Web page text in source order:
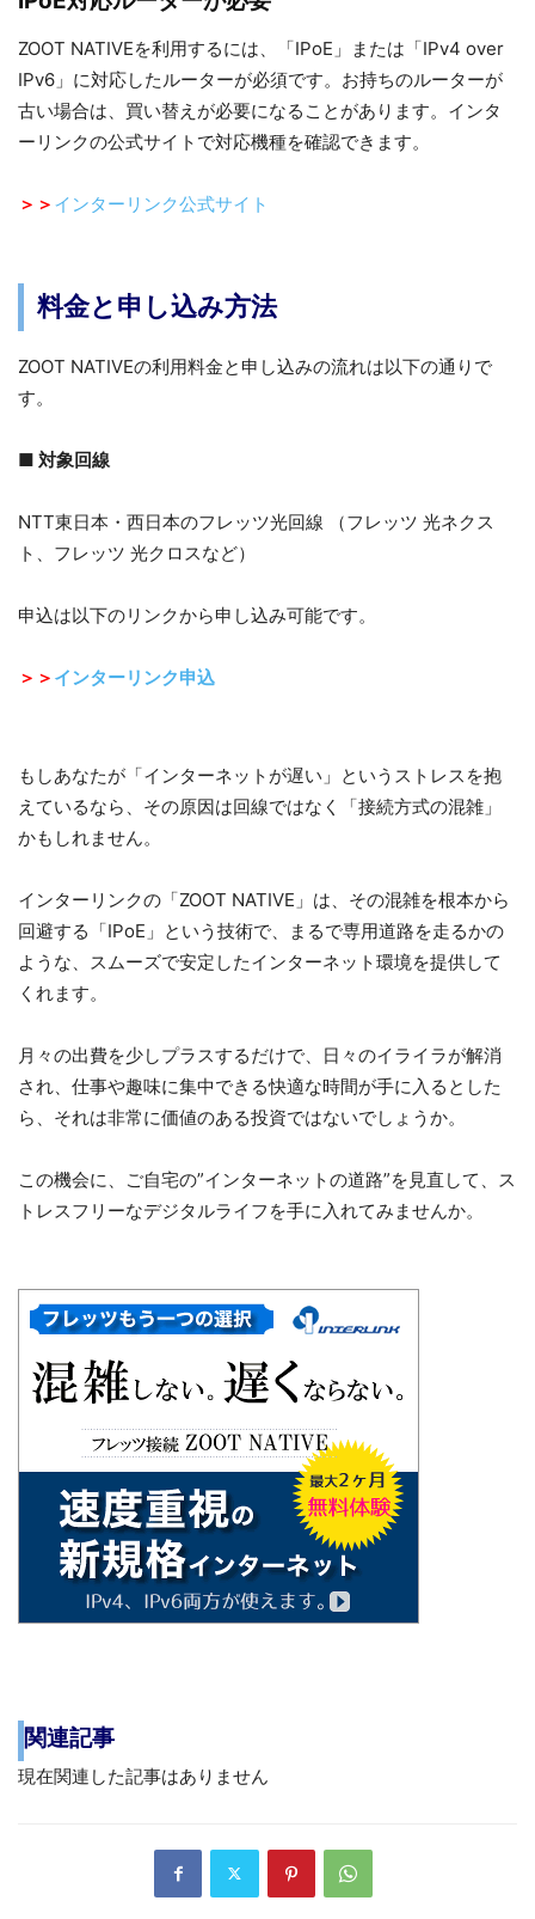
ZOOT NATIVEを利用するには、「IPoE」または「IPv4 over
IPv6」に対応したルーターが必須です。お持ちのルーターが
古い場合は、買い替えが必要になることがあります。インタ
ーリンクの公式サイトで対応機種を確認できます。
＞＞ インターリンク公式サイト
料金と申し込み方法
ZOOT NATIVEの利用料金と申し込みの流れは以下の通りで
す。
■ 対象回線
NTT東日本・西日本のフレッツ光回線 （フレッツ 光ネクス
ト、フレッツ 光クロスなど）
申込は以下のリンクから申し込み可能です。
＞＞ インターリンク申込
もしあなたが「インターネットが遅い」というストレスを抱
えているなら、その原因は回線ではなく「接続方式の混雑」
かもしれません。
インターリンクの「ZOOT NATIVE」は、その混雑を根本から
回避する「IPoE」という技術で、まるで専用道路を走るかの
ような、スムーズで安定したインターネット環境を提供して
くれます。
月々の出費を少しプラスするだけで、日々のイライラが解消
され、仕事や趣味に集中できる快適な時間が手に入るとした
ら、それは非常に価値のある投資ではないでしょうか。
この機会に、ご自宅の”インターネットの道路”を見直して、ス
トレスフリーなデジタルライフを手に入れてみませんか。
関連記事
現在関連した記事はありません